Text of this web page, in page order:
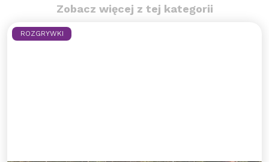
Zobacz więcej z tej kategorii
ROZGRYWKI